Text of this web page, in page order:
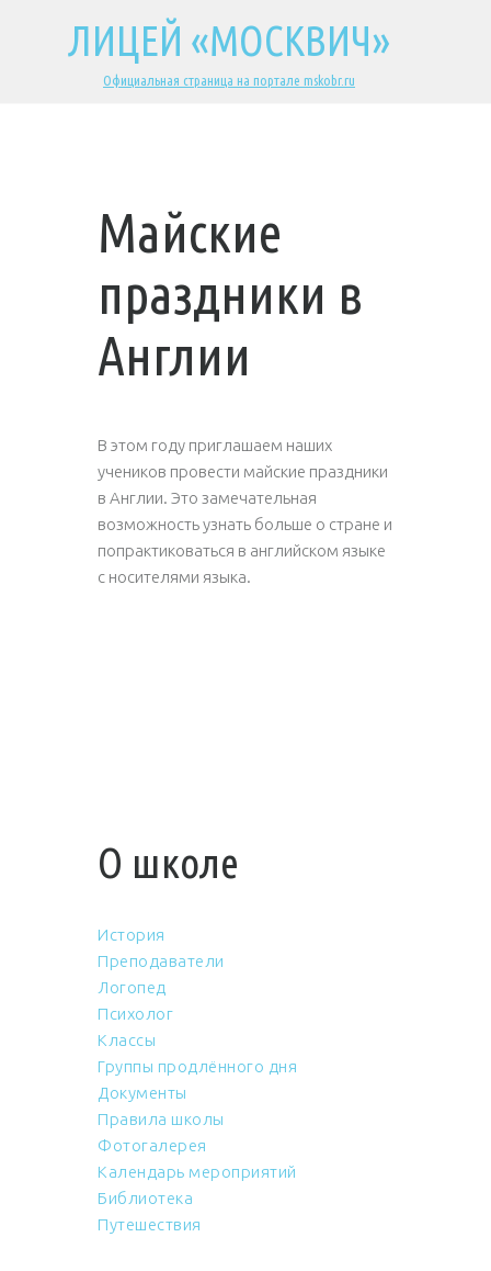
ЛИЦЕЙ «МОСКВИЧ»
Официальная страница на портале mskobr.ru
Майские
праздники в
Англии
В этом году приглашаем наших
учеников провести майские праздники
в Англии. Это замечательная
возможность узнать больше о стране и
попрактиковаться в английском языке
с носителями языка.
О школе
История
Преподаватели
Логопед
Психолог
Классы
Группы продлённого дня
Документы
Правила школы
Фотогалерея
Календарь мероприятий
Библиотека
Путешествия